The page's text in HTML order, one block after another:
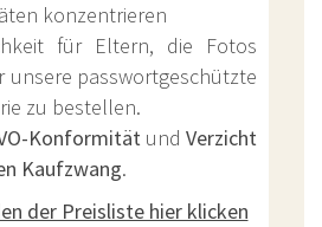
konzentrieren
für Eltern, die Fotos
unsere passwortgeschützte
zu bestellen.
Konformität und Verzicht
Kaufzwang.
der Preisliste hier klicken